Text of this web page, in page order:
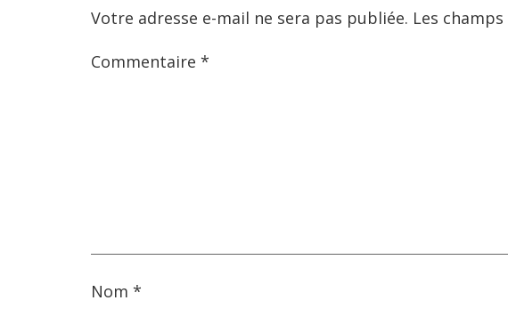
Votre adresse e-mail ne sera pas publiée. Les
Commentaire *
Nom *